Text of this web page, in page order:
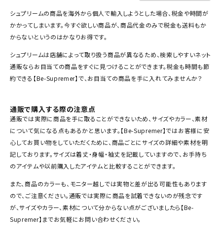
SEASON
CONTENTS
ACCOUNT MENU
ようこそ ゲスト 様
meeting_room person
Follow us
シュプリームの商品を海外から個人で輸入しようとした場合、税金や時間が
かかってしまいます。今すぐ欲しい商品が、商品代金のみで税金も送料もか
からないというのはかなりお得です。
シュプリームは店舗によって取り扱う商品が異なるため、検索しやすいネット
通販ならお目当ての商品をすぐに見つけることができます。税金も時間も節
約できる【Be-Supremer】で、お目当ての商品を手に入れてみませんか？
通販で購入する際の注意点
通販では実際に商品を手に取ることができないため、サイズやカラー、素材
について気になる点もあるかと思います。【Be-Supremer】ではお客様に安
心してお買い物をしていただくために、商品ごとにサイズの詳細や素材を明
記しております。サイズは着丈・身幅・袖丈を記載していますので、お手持ち
のアイテムや以前購入したアイテムと比較することができます。
また、商品のカラーも、モニター越しでは実物と差が出る可能性もあります
ので、ご注意ください。通販では実際に商品を試着できないのが残念です
が、サイズやカラー、素材について分からない点がございましたら【Be-
Supremer】までお気軽にお問い合わせください。